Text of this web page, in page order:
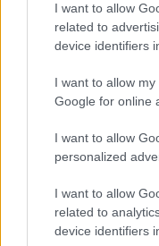
I want to allow
related to
device identifiers
I want to allow
Google for online
I want to allow
personalized
I want to allow
related to
device identifiers
Auto
Arzachena
Incidente
moto:
Olbia,
2026